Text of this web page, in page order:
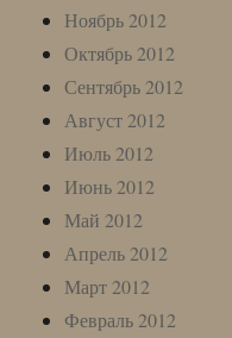
Ноябрь 2012
Октябрь 2012
Сентябрь 2012
Август 2012
Июль 2012
Июнь 2012
Май 2012
Апрель 2012
Март 2012
Февраль 2012